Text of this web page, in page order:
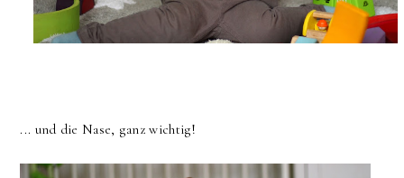
... und die Nase, ganz wichtig!